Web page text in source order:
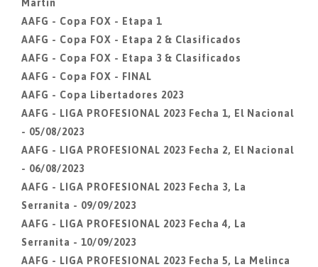
Martin
AAFG - Copa FOX - Etapa 1
AAFG - Copa FOX - Etapa 2 & Clasificados
AAFG - Copa FOX - Etapa 3 & Clasificados
AAFG - Copa FOX - FINAL
AAFG - Copa Libertadores 2023
AAFG - LIGA PROFESIONAL 2023 Fecha 1, El Nacional
- 05/08/2023
AAFG - LIGA PROFESIONAL 2023 Fecha 2, El Nacional
- 06/08/2023
AAFG - LIGA PROFESIONAL 2023 Fecha 3, La
Serranita - 09/09/2023
AAFG - LIGA PROFESIONAL 2023 Fecha 4, La
Serranita - 10/09/2023
AAFG - LIGA PROFESIONAL 2023 Fecha 5, La Melinca